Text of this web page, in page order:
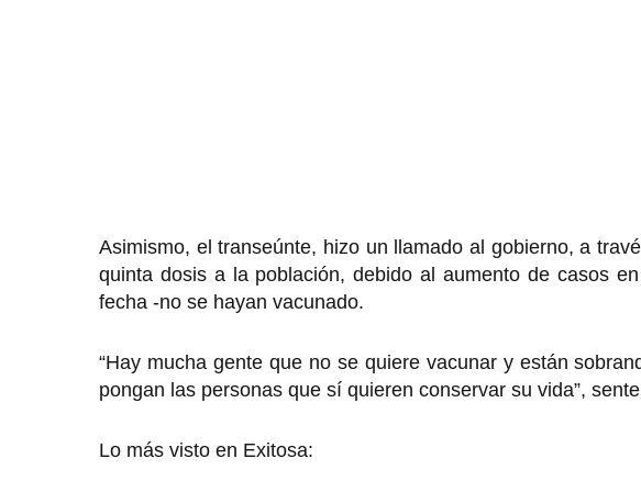
Asimismo, el transeúnte, hizo un llamado al gobierno, a
quinta dosis a la población, debido al aumento de casos
fecha -no se hayan vacunado.
“Hay mucha gente que no se quiere vacunar y están
pongan las personas que sí quieren conservar su vida”,
Lo más visto en Exitosa: